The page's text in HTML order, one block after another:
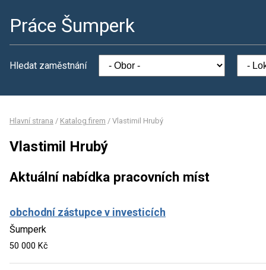
Práce Šumperk
Hledat zaměstnání
Hlavní strana / Katalog firem / Vlastimil Hrubý
Vlastimil Hrubý
Aktuální nabídka pracovních míst
obchodní zástupce v investicích
Šumperk
50 000 Kč